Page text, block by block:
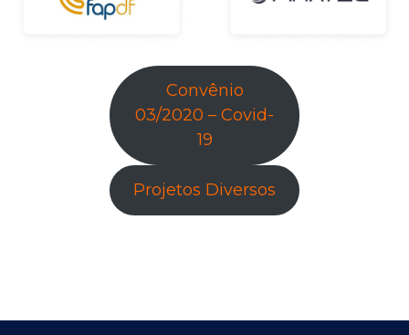
Convênio
03/2020 – Covid-
19
Projetos Diversos